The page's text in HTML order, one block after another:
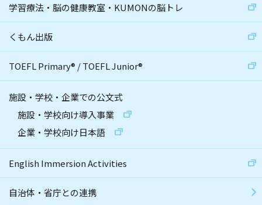
学習療法・脳の健康教室・KUMONの脳トレ
くもん出版
TOEFL Primary® /TOEFL Junior®
施設・学校・企業での公文式
施設・学校向け導入事業
企業・学校向け日本語
English Immersion Activities
自治体・省庁との連携